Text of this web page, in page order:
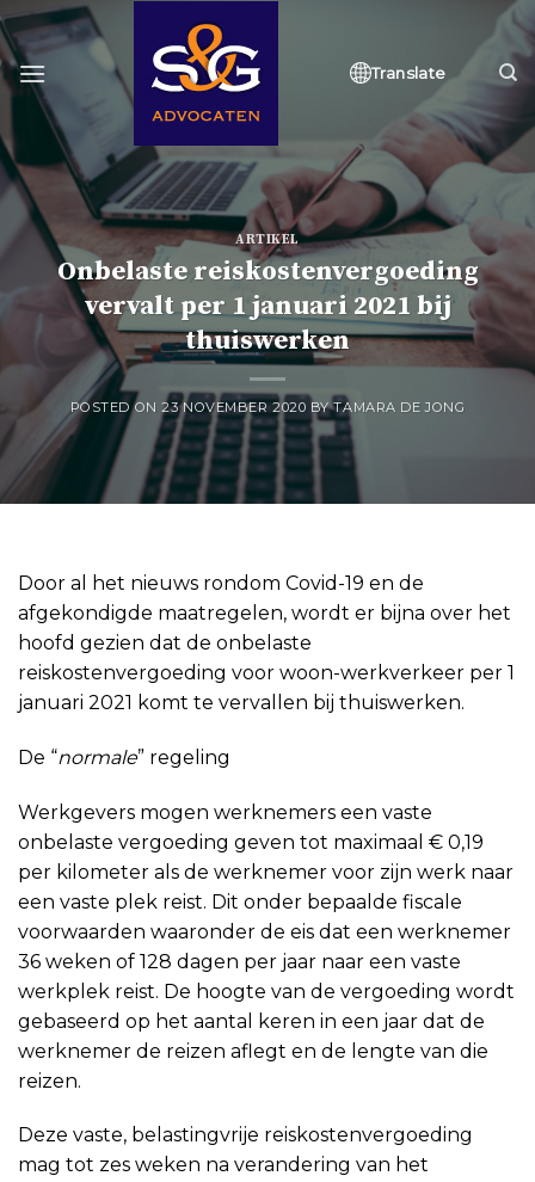
Skip
to
content
Translate
ARTIKEL
Onbelaste reiskostenvergoeding
vervalt per 1 januari 2021 bij
thuiswerken
POSTED ON23 NOVEMBER 2020 BYTAMARA DE JONG
Door al het nieuws rondom Covid-19 en de
afgekondigde maatregelen, wordt er bijna over het
hoofd gezien dat de onbelaste
reiskostenvergoeding voor woon-werkverkeer per 1
januari 2021 komt te vervallen bij thuiswerken.
De “normale” regeling
Werkgevers mogen werknemers een vaste
onbelaste vergoeding geven tot maximaal € 0,19
per kilometer als de werknemer voor zijn werk naar
een vaste plek reist. Dit onder bepaalde fiscale
voorwaarden waaronder de eis dat een werknemer
36 weken of 128 dagen per jaar naar een vaste
werkplek reist. De hoogte van de vergoeding wordt
gebaseerd op het aantal keren in een jaar dat de
werknemer de reizen aflegt en de lengte van die
reizen.
Deze vaste, belastingvrije reiskostenvergoeding
mag tot zes weken na verandering van het